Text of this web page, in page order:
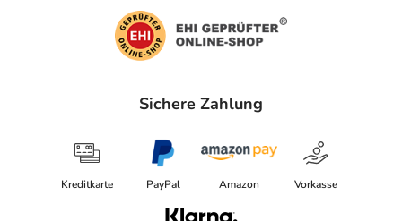
Sichere Zahlung
Kreditkarte PayPal Amazon Vorkasse